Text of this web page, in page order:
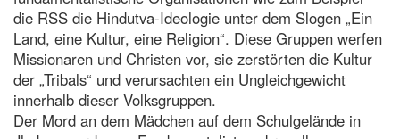
die RSS die Hindutva-Ideologie unter dem Slogen „Ein
Land, eine Kultur, eine Religion“. Diese Gruppen werfen
Missionaren und Christen vor, sie zerstörten die Kultur
der „Tribals“ und verursachten ein Ungleichgewicht
innerhalb dieser Volksgruppen.
Der Mord an dem Mädchen auf dem Schulgelände in